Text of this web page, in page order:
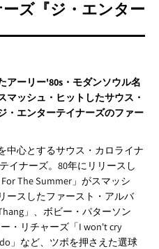
ズ『ジ・エンター
アーリー'80s・モダンソウル名
マッシュ・ヒットしたサウス・
・エンターテイナーズのファー
中心とするサウス・カロライナ
イナーズ。80年にリリースし
The Summer」がスマッシ
ースしたファースト・アルバ
」、ボビー・パターソン
・リチャーズ「I won't cry
」など、ツボを押さえた選球